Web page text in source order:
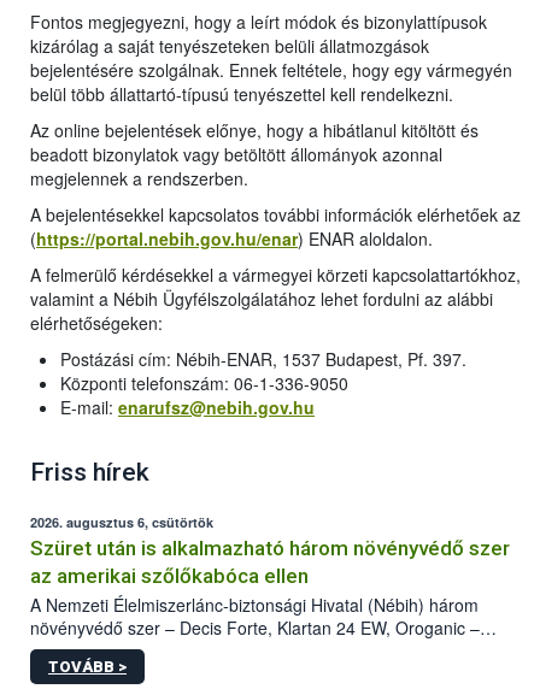
Fontos megjegyezni, hogy a leírt módok és bizonylattípusok
kizárólag a saját tenyészeteken belüli állatmozgások
bejelentésére szolgálnak. Ennek feltétele, hogy egy vármegyén
belül több állattartó-típusú tenyészettel kell rendelkezni.
Az online bejelentések előnye, hogy a hibátlanul kitöltött és
beadott bizonylatok vagy betöltött állományok azonnal
megjelennek a rendszerben.
A bejelentésekkel kapcsolatos további információk elérhetőek az
(https://portal.nebih.gov.hu/enar) ENAR aloldalon.
A felmerülő kérdésekkel a vármegyei körzeti kapcsolattartókhoz,
valamint a Nébih Ügyfélszolgálatához lehet fordulni az alábbi
elérhetőségeken:
Postázási cím: Nébih-ENAR, 1537 Budapest, Pf. 397.
Központi telefonszám: 06-1-336-9050
E-mail: enarufsz@nebih.gov.hu
Friss hírek
2026. augusztus 6, csütörtök
Szüret után is alkalmazható három növényvédő szer
az amerikai szőlőkabóca ellen
A Nemzeti Élelmiszerlánc-biztonsági Hivatal (Nébih) három
növényvédő szer – Decis Forte, Klartan 24 EW, Oroganic –
engedélyokiratát módosította, így azok a szüretet követően,
egészen a vesszőérettség (BBCH 91) stádiumáig
TOVÁBB >